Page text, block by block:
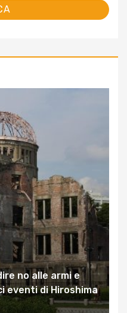
no alle armi e
eventi di Hiroshima